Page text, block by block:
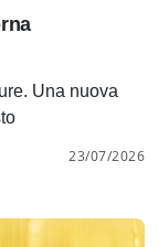
Una nuova
23/07/2026